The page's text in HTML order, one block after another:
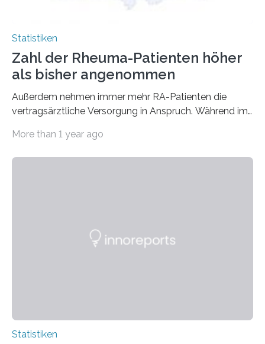
Statistiken
Zahl der Rheuma-Patienten höher
als bisher angenommen
Außerdem nehmen immer mehr RA-Patienten die
vertragsärztliche Versorgung in Anspruch. Während im
More than 1 year ago
Statistiken